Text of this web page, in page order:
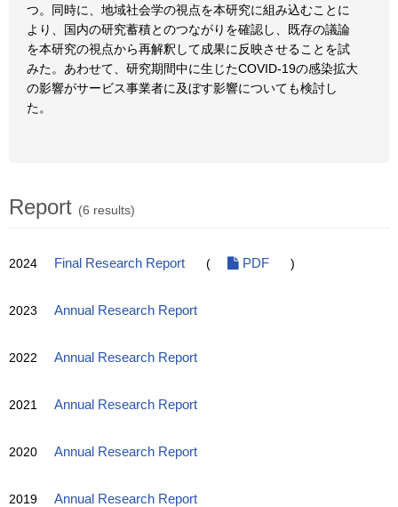
つ。同時に、地域社会学の視点を本研究に組み込むことに
より、国内の研究蓄積とのつながりを確認し、既存の議論
を本研究の視点から再解釈して成果に反映させることを試
みた。あわせて、研究期間中に生じたCOVID-19の感染拡大
の影響がサービス事業者に及ぼす影響についても検討し
た。
Report (6 results)
2024 Final Research Report ( PDF )
2023 Annual Research Report
2022 Annual Research Report
2021 Annual Research Report
2020 Annual Research Report
2019 Annual Research Report